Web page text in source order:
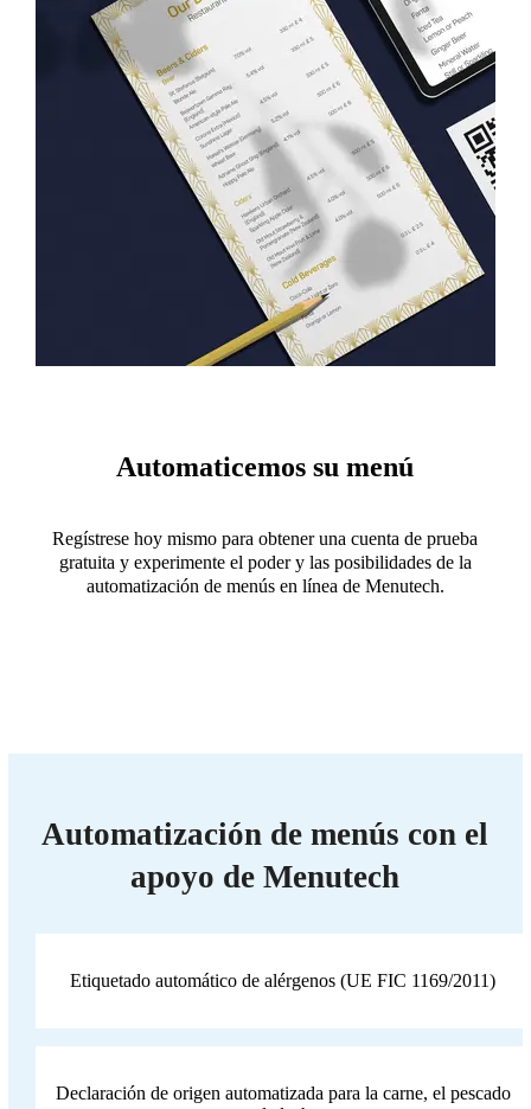
Automaticemos su menú
Regístrese hoy mismo para obtener una cuenta de prueba
gratuita y experimente el poder y las posibilidades de la
automatización de menús en línea de Menutech.
Automatización de menús con el
apoyo de Menutech
Etiquetado automático de alérgenos (UE FIC 1169/2011)
Declaración de origen automatizada para la carne, el pescado